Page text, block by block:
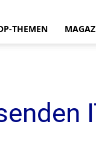
THEMEN